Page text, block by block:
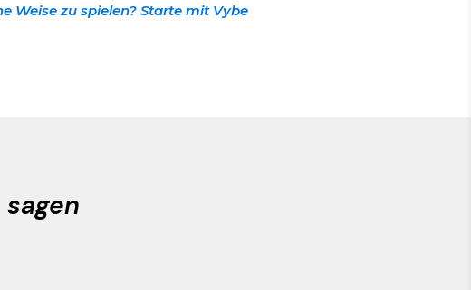
Weise zu spielen? Starte mit Vybe